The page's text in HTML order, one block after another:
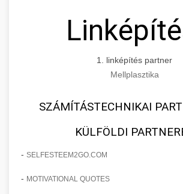
1. linképítés partner
Mellplasztika
SZÁMÍTÁSTECHNIKAI
KÜLFÖLDI
- SELFESTEEM2GO.COM
- MOTIVATIONAL QUOTES